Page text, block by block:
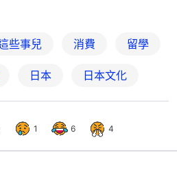
些事兒 消費 留學
日本 日本文化
1 6 4